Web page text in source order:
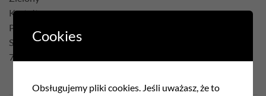
Kształt
Prostokąt
Skład
75% Poliester 22% Bawełna 3% Akryl
Cookies
Obsługujemy pliki cookies. Jeśli uważasz, że to